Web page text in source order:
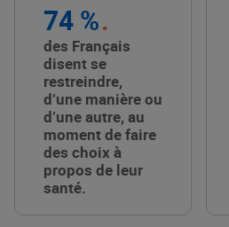
74 %
des Français
disent se
restreindre,
d’une manière ou
d’une autre, au
moment de faire
des choix à
propos de leur
santé.